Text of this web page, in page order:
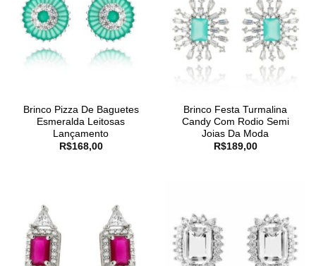
Brinco Pizza De Baguetes
Esmeralda Leitosas
Lançamento
R$168,00
Brinco Festa Turmalina
Candy Com Rodio Semi
Joias Da Moda
R$189,00